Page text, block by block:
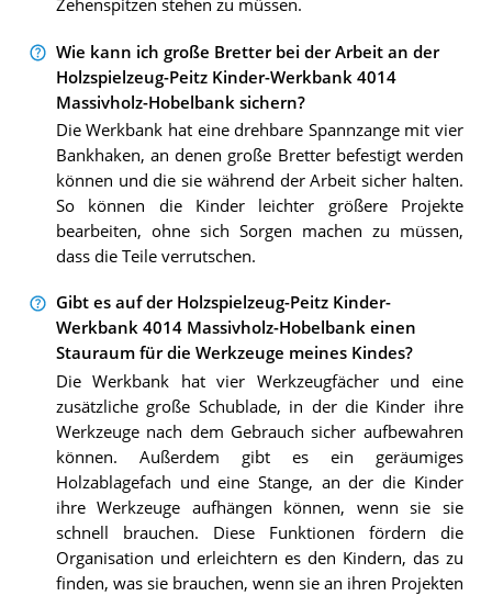
Zehenspitzen stehen zu müssen.
Wie kann ich große Bretter bei der Arbeit an der
Holzspielzeug-Peitz Kinder-Werkbank 4014
Massivholz-Hobelbank sichern?
Die Werkbank hat eine drehbare Spannzange mit vier
Bankhaken, an denen große Bretter befestigt werden
können und die sie während der Arbeit sicher halten.
So können die Kinder leichter größere Projekte
bearbeiten, ohne sich Sorgen machen zu müssen,
dass die Teile verrutschen.
Gibt es auf der Holzspielzeug-Peitz Kinder-
Werkbank 4014 Massivholz-Hobelbank einen
Stauraum für die Werkzeuge meines Kindes?
Die Werkbank hat vier Werkzeugfächer und eine
zusätzliche große Schublade, in der die Kinder ihre
Werkzeuge nach dem Gebrauch sicher aufbewahren
können. Außerdem gibt es ein geräumiges
Holzablagefach und eine Stange, an der die Kinder
ihre Werkzeuge aufhängen können, wenn sie sie
schnell brauchen. Diese Funktionen fördern die
Organisation und erleichtern es den Kindern, das zu
finden, was sie brauchen, wenn sie an ihren Projekten